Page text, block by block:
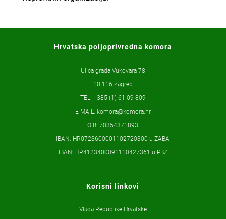
Hrvatska poljoprivredna komora
Ulica grada Vukovara 78
10 116 Zagreb
TEL: +385 (1) 61 09 809
E-MAIL: komora@komora.hr
OIB: 70354371893
IBAN: HR0723600001102720300 u ZABA
IBAN: HR4123400091110427361 u PBZ
Korisni linkovi
Vlada Republike Hrvatske